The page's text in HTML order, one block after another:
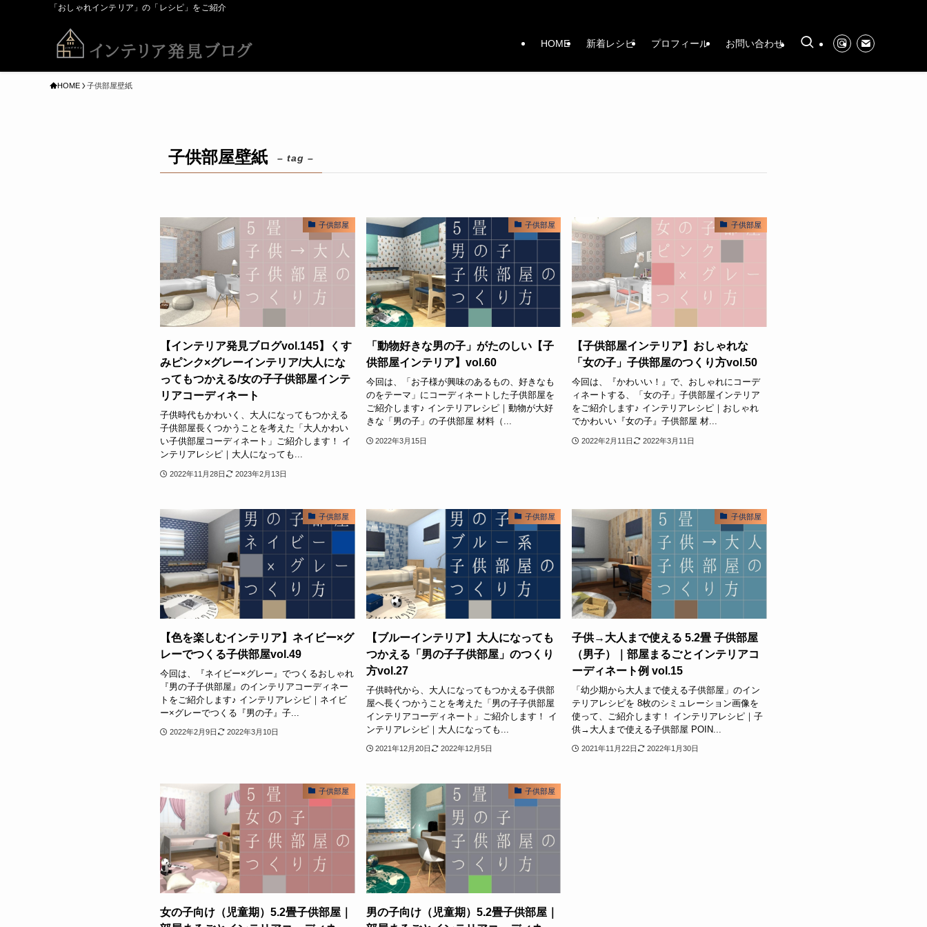
「おしゃれインテリア」の「レシピ」をご紹介
HOME 新着レシピ プロフィール お問い合わせ
HOME 子供部屋壁紙
子供部屋壁紙 – tag –
子供部屋
【インテリア発見ブログvol.145】くす
みピンク×グレーインテリア/大人にな
ってもつかえる/女の子子供部屋インテ
リアコーディネート
子供時代もかわいく、大人になってもつかえる
子供部屋長くつかうことを考えた「大人かわい
い子供部屋コーディネート」ご紹介します！ イ
ンテリアレシピ｜大人になっても...
2022年11月28日 2023年2月13日
子供部屋
「動物好きな男の子」がたのしい【子
供部屋インテリア】vol.60
今回は、「お子様が興味のあるもの、好きなも
のをテーマ」にコーディネートした子供部屋を
ご紹介します♪ インテリアレシピ｜動物が大好
きな「男の子」の子供部屋 材料（...
2022年3月15日
子供部屋
【子供部屋インテリア】おしゃれな
「女の子」子供部屋のつくり方vol.50
今回は、『かわいい！』で、おしゃれにコーデ
ィネートする、「女の子」子供部屋インテリア
をご紹介します♪ インテリアレシピ｜おしゃれ
でかわいい『女の子』子供部屋 材...
2022年2月11日 2022年3月11日
子供部屋
【色を楽しむインテリア】ネイビー×グ
レーでつくる子供部屋vol.49
今回は、『ネイビー×グレー』でつくるおしゃれ
『男の子子供部屋』のインテリアコーディネー
トをご紹介します♪ インテリアレシピ｜ネイビ
ー×グレーでつくる『男の子』子...
2022年2月9日 2022年3月10日
子供部屋
【ブルーインテリア】大人になっても
つかえる「男の子子供部屋」のつくり
方vol.27
子供時代から、大人になってもつかえる子供部
屋へ長くつかうことを考えた「男の子子供部屋
インテリアコーディネート」ご紹介します！ イ
ンテリアレシピ｜大人になっても...
2021年12月20日 2022年12月5日
子供部屋
子供→大人まで使える 5.2畳 子供部屋
（男子）｜部屋まるごとインテリアコ
ーディネート例 vol.15
「幼少期から大人まで使える子供部屋」のイン
テリアレシピを 8枚のシミュレーション画像を
使って、ご紹介します！ インテリアレシピ｜子
供→大人まで使える子供部屋 POIN...
2021年11月22日 2022年1月30日
子供部屋
女の子向け（児童期）5.2畳子供部屋｜
子供部屋
男の子向け（児童期）5.2畳子供部屋｜